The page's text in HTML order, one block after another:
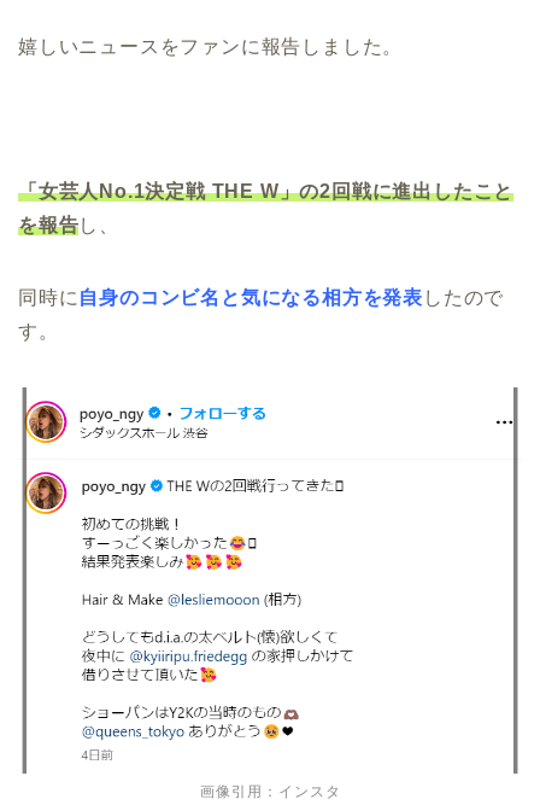
嬉しいニュースをファンに報告しました。
「女芸人No.1決定戦 THE W」の2回戦に進出したこと
を報告し、
同時に自身のコ ンビ名と気になる相方を発表 したので
す。
画像引用：インスタ